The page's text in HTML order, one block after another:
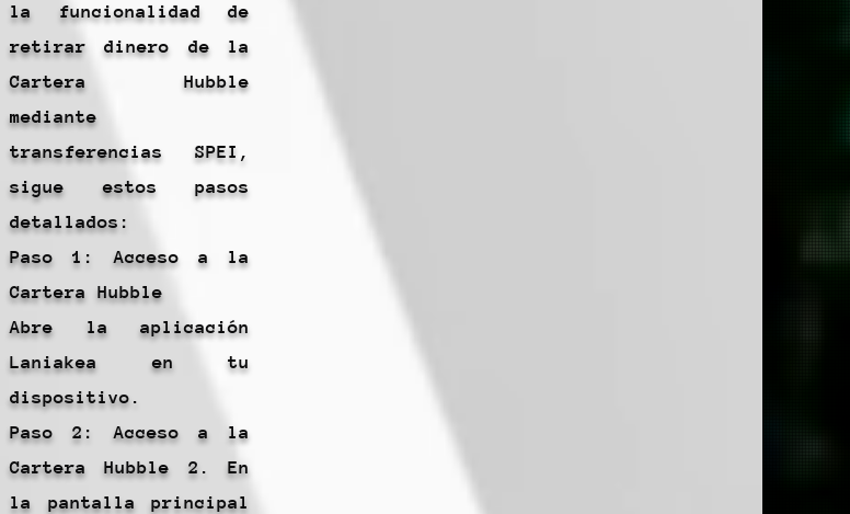
la funcionalidad de
retirar dinero de la
Cartera Hubble
mediante
transferencias SPEI,
sigue estos pasos
detallados:
Paso 1: Acceso a la
Cartera Hubble
Abre la aplicación
Laniakea en tu
dispositivo.
Paso 2: Acceso a la
Cartera Hubble 2. En
la pantalla principal